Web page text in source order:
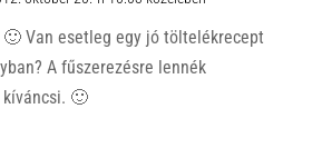
Van esetleg egy jó töltelékrecept
A fűszerezésre lennék
🙂